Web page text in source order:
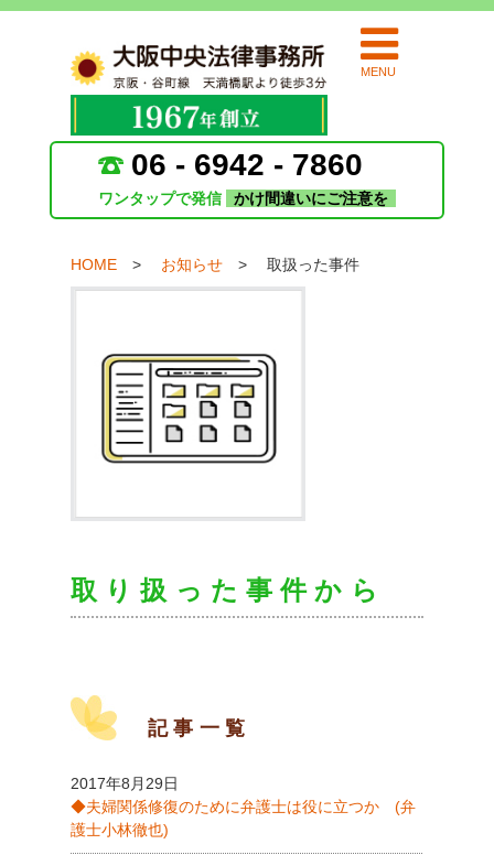
MENU
06 - 6942 - 7860
ワンタップで発信 かけ間違いにご注意を
HOME お知らせ 取扱った事件
取り扱った事件から
記事一覧
2017年8月29日
◆夫婦関係修復のために弁護士は役に立つか (弁
護士小林徹也)